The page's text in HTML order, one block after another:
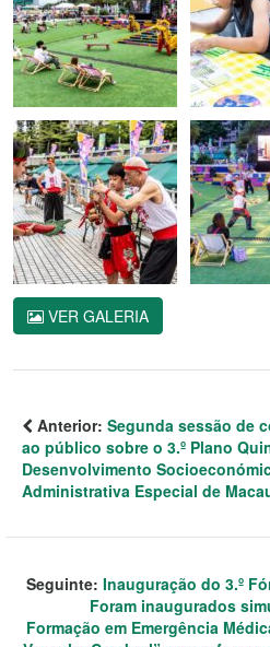
VER GALERIA
Anterior: Segunda sessão de
ao público sobre o 3.º Plano
Desenvolvimento
Administrativa Especial de
Seguinte: Inauguração do 3.º
Foram inaugurados
Formação em Emergência